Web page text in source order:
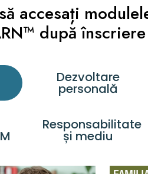
accesați
după
Dezvoltare
personală
Responsabilitate
și mediu